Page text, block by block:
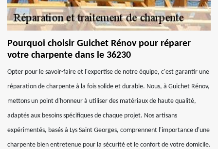
Pourquoi choisir Guichet Rénov pour réparer
votre charpente dans le 36230
Opter pour le savoir-faire et l'expertise de notre équipe, c'est garantir une
réparation de charpente à la fois solide et durable. Nous, à Guichet Rénov,
mettons un point d'honneur à utiliser des matériaux de haute qualité,
adaptés aux besoins spécifiques de chaque projet. Nos artisans
expérimentés, basés à Lys Saint Georges, comprennent l'importance d'une
charpente bien entretenue pour la sécurité et le confort de votre domicile.